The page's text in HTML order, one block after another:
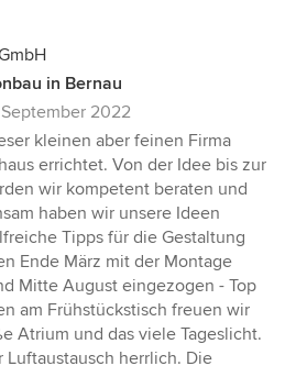
in Bernau
2022
kleinen aber feinen Firma
errichtet. Von der Idee bis zur
wir kompetent beraten und
haben wir unsere Ideen
Tipps für die Gestaltung
Ende März mit der Montage
Mitte August eingezogen - Top
am Frühstückstisch freuen wir
Atrium und das viele Tageslicht.
Luftaustausch herrlich. Die